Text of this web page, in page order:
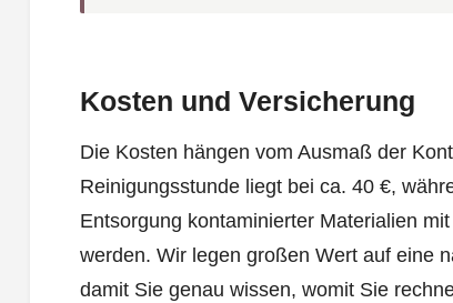
Kosten und Versicherung
Die Kosten hängen vom Ausmaß der
Reinigungsstunde liegt bei ca. 40 €,
Entsorgung kontaminierter Materialien
werden. Wir legen großen Wert auf eine
damit Sie genau wissen, womit Sie